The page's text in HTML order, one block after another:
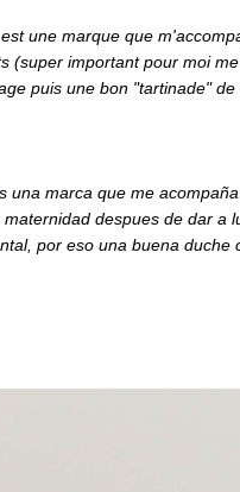
est une marque que
(super important pour moi
puis une bon "tartinade"
una marca que me
despues de dar a
por eso una buena